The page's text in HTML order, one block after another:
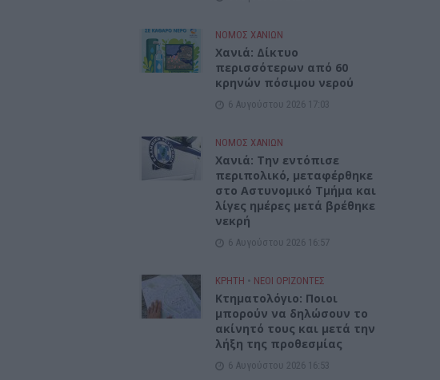
ΝΟΜΌΣ ΧΑΝΊΩΝ
Xανιά: Δίκτυο
περισσότερων από 60
κρηνών πόσιμου νερού
6 Αυγούστου 2026 17:03
ΝΟΜΌΣ ΧΑΝΊΩΝ
Χανιά: Την εντόπισε
περιπολικό, μεταφέρθηκε
στο Αστυνομικό Τμήμα και
λίγες ημέρες μετά βρέθηκε
νεκρή
6 Αυγούστου 2026 16:57
ΚΡΗΤΗ • ΝΕΟΙ ΟΡΙΖΟΝΤΕΣ
Κτηματολόγιο: Ποιοι
μπορούν να δηλώσουν το
ακίνητό τους και μετά την
λήξη της προθεσμίας
6 Αυγούστου 2026 16:53